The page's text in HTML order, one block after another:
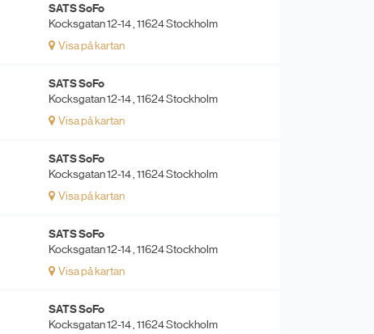
SATS SoFo
Kocksgatan 12-14 , 11624 Stockholm
Visa på kartan
SATS SoFo
Kocksgatan 12-14 , 11624 Stockholm
Visa på kartan
SATS SoFo
Kocksgatan 12-14 , 11624 Stockholm
Visa på kartan
SATS SoFo
Kocksgatan 12-14 , 11624 Stockholm
Visa på kartan
SATS SoFo
Kocksgatan 12-14 , 11624 Stockholm